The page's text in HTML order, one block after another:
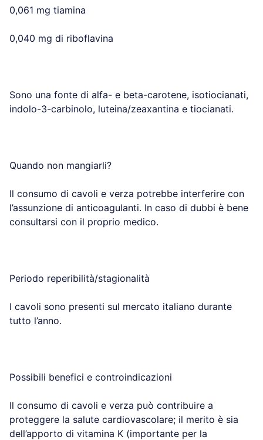
0,061 mg tiamina
0,040 mg di riboflavina
Sono una fonte di alfa- e beta-carotene, isotiocianati,
indolo-3-carbinolo, luteina/zeaxantina e tiocianati.
Quando non mangiarli?
Il consumo di cavoli e verza potrebbe interferire con
l’assunzione di anticoagulanti. In caso di dubbi è bene
consultarsi con il proprio medico.
Periodo reperibilità/stagionalità
I cavoli sono presenti sul mercato italiano durante
tutto l’anno.
Possibili benefici e controindicazioni
Il consumo di cavoli e verza può contribuire a
proteggere la salute cardiovascolare; il merito è sia
dell’apporto di vitamina K (importante per la